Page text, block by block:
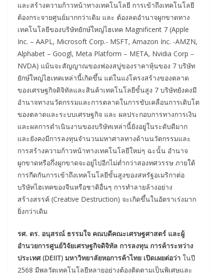
และสร้างความก้าวหน้าทางเทคโนโลยี การเข้าถึงเทคโนโลยี
ต้องกระจายศูนย์มากกว่าเดิม และ ต้องลดอำนาจผูกขาดทาง
เทคโนโลยีของบริษัทยักษ์ใหญ่ไฮเทค Magnificent 7 (Apple
Inc. – AAPL, Microsoft Corp.- MSFT, Amazon Inc. -AMZN,
Alphabet – Googl, Meta Platform – META, Nvidia Corp –
NVDA) แม้นจะสัญญาณของฟองสบู่ของราคาหุ้นของ 7 บริษัท
ยักษ์ใหญ่ไฮเทคเหล่านี้เกิดขึ้น แต่ในแง่โครงสร้างของตลาด
ของเศรษฐกิจดิจิทัลและสินค้าเทคโนโลยีขั้นสูง 7 บริษัทยังคงมี
อำนาจทางนวัตกรรมและการตลาดในการขับเคลื่อนการเติบโต
ของตลาดและระบบเศรษฐกิจ และ ผลประกอบการทางการเงิน
และผลการดำเนินงานของบริษัทเหล่านี้ยังอยู่ในระดับดีมาก
และยังคงมีการลงทุนจำนวนมหาศาลทางด้านนวัตกรรมและ
การสร้างความก้าวหน้าทางเทคโนโลยีใหม่ๆ ฉะนั้น อำนาจ
ผูกขาดหรือกึ่งผูกขาดจะอยู่ไปอีกไม่ต่ำกว่าสองทศวรรษ ภายใต้
การกีดกันการเข้าถึงเทคโนโลยีขั้นสูงของสหรัฐอเมริกาต่อ
บริษัทไฮเทคของจีนหรือชาติอื่นๆ การทำลายล้างอย่าง
สร้างสรรค์ (Creative Destruction) จะเกิดขึ้นในอัตราเร่งมาก
ยิ่งกว่าเดิม
รศ. ดร. อนุสรณ์ ธรรมใจ คณบดีคณะเศรษฐศาสตร์ และผู้
อำนวยการศูนย์วิจัยเศรษฐกิจดิจิทัล การลงทุน การค้าระหว่าง
ประเทศ (DEIIT) มหาวิทยาลัยหอการค้าไทย เปิดเผยต่อว่า ในปี
2568 มีพลวัตเทคโนโลยีหลายอย่างต้องติดตามเป็นพิเศษและ